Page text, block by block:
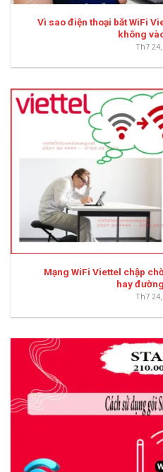
Vì sao điện thoại bắt WiFi
không
Th7
Mạng WiFi Viettel chập
hay
Th7